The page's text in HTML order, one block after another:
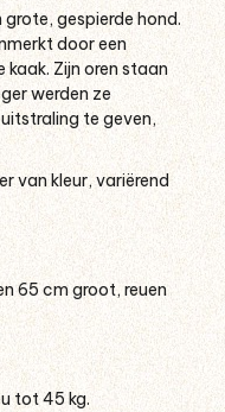
grote, gespierde hond.
door een
Zijn oren staan
werden ze
te geven,
van kleur, variërend
65 cm groot, reuen
tot 45 kg.